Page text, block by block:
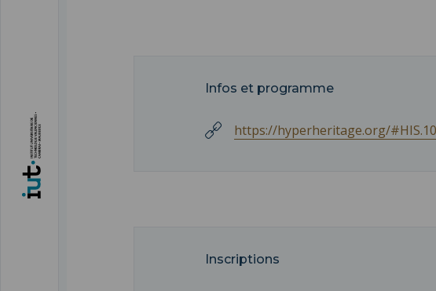
Infos et programme
https://hyperheritage.org/#HIS.10
Inscriptions